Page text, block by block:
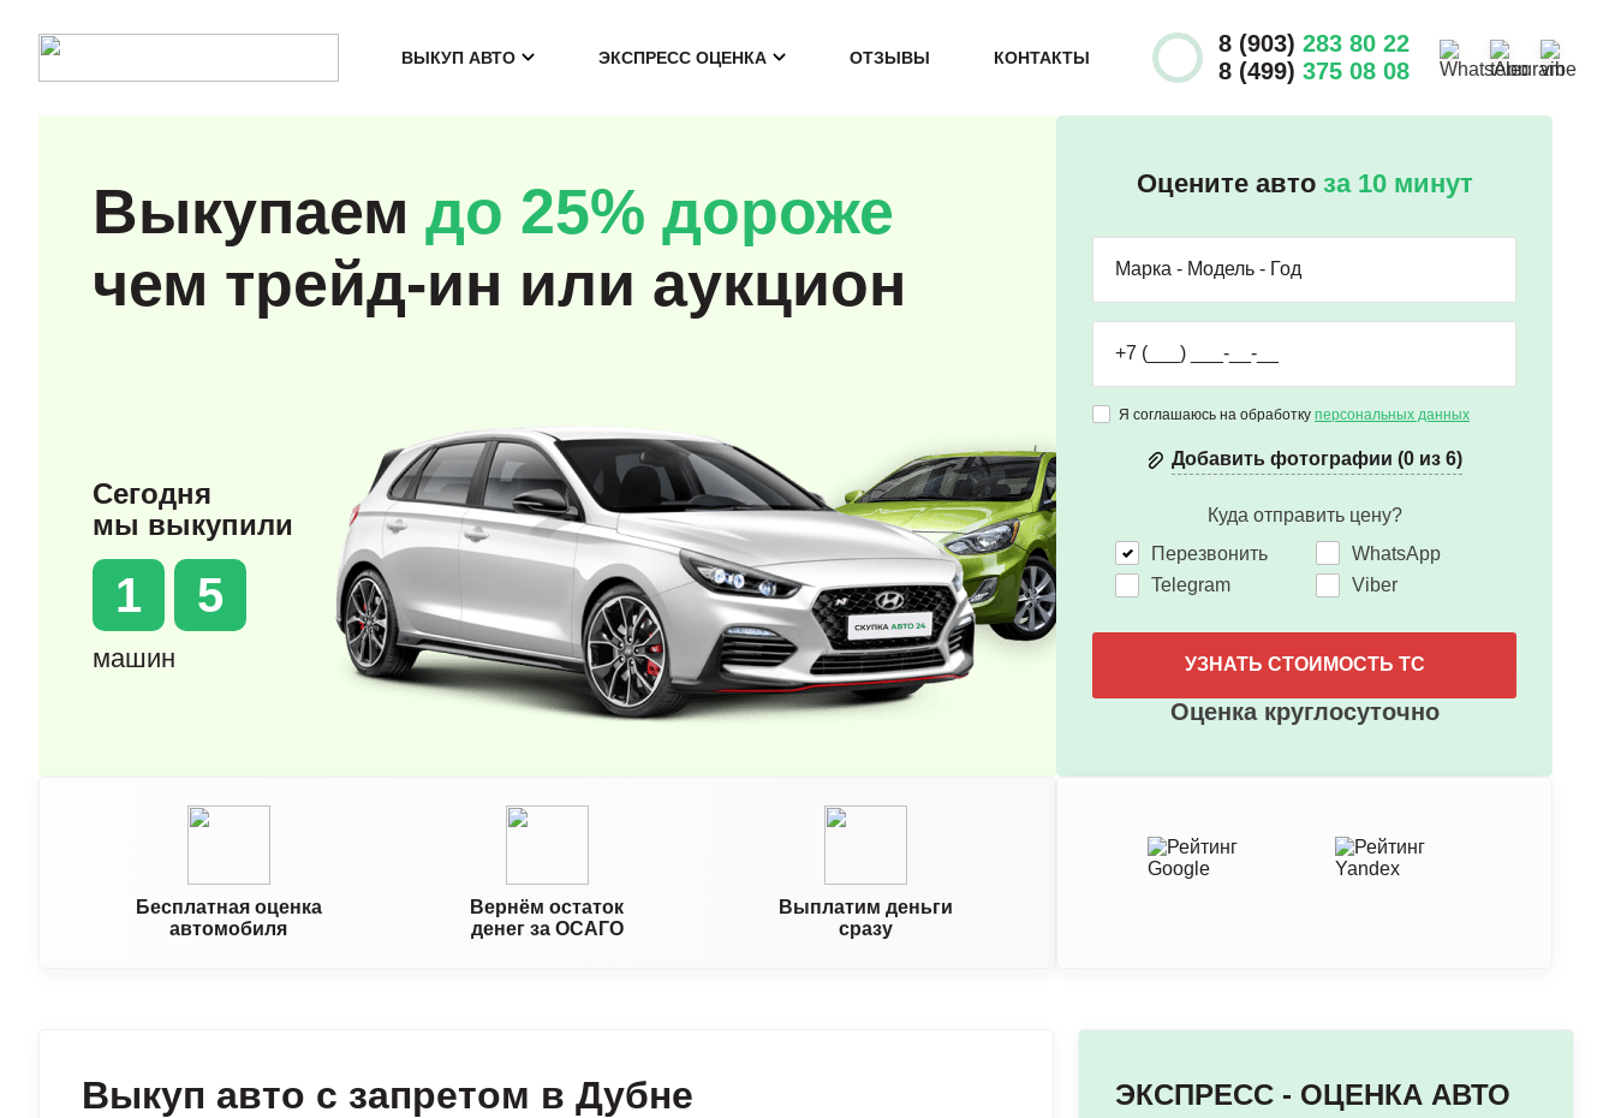
ВЫКУП АВТО ЭКСПРЕСС ОЦЕНКА ОТЗЫВЫ КОНТАКТЫ
8 (903) 283 80 22
8 (499) 375 08 08
Выкупаем до 25% дороже
чем трейд-ин или аукцион
Сегодня
мы выкупили
1 5
машин
Оцените авто за 10 минут
Я соглашаюсь на обработку персональных данных
Добавить фотографии (0 из 6)
Куда отправить цену?
Перезвонить
WhatsApp
Telegram
Viber
УЗНАТЬ СТОИМОСТЬ ТС
Оценка круглосуточно
Бесплатная оценка
автомобиля
Вернём остаток
денег за ОСАГО
Выплатим деньги
сразу
Выкуп авто с запретом в Дубне ЭКСПРЕСС - ОЦЕНКА АВТО